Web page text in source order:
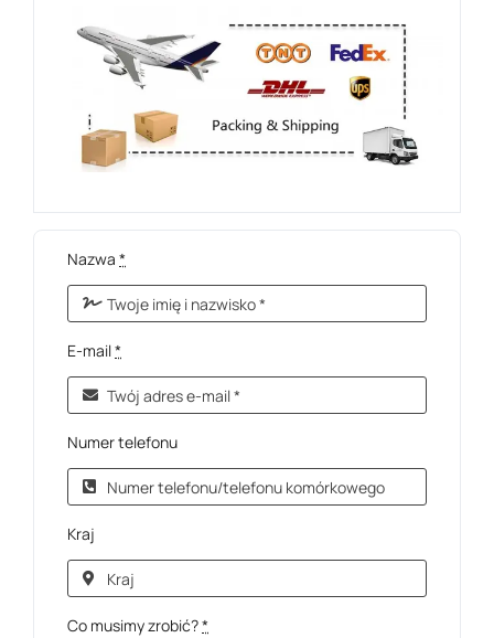
Nazwa*
E-mail*
Numer telefonu
Kraj
Co musimy zrobić?*